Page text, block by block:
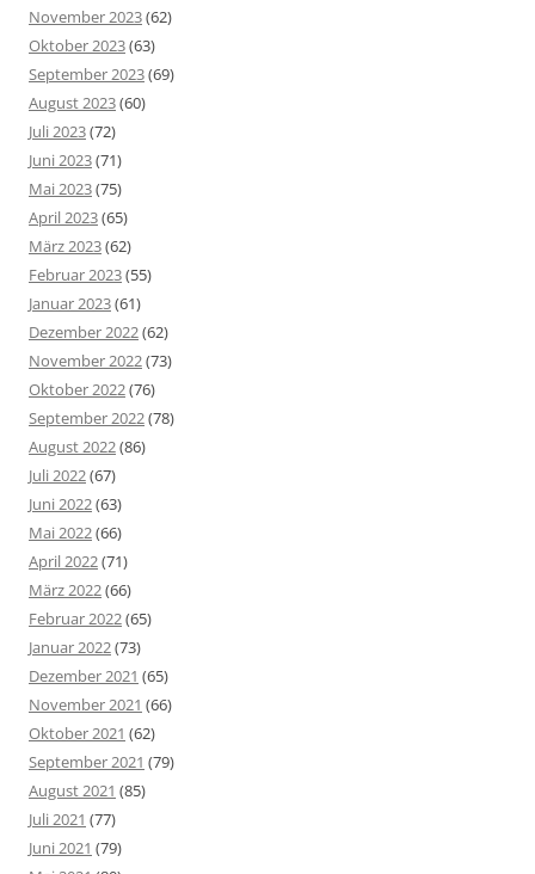
November 2023(62)
Oktober 2023(63)
September 2023(69)
August 2023(60)
Juli 2023(72)
Juni 2023(71)
Mai 2023(75)
April 2023(65)
März 2023(62)
Februar 2023(55)
Januar 2023(61)
Dezember 2022(62)
November 2022(73)
Oktober 2022(76)
September 2022(78)
August 2022(86)
Juli 2022(67)
Juni 2022(63)
Mai 2022(66)
April 2022(71)
März 2022(66)
Februar 2022(65)
Januar 2022(73)
Dezember 2021 (65)
November 2021 (66)
Oktober 2021 (62)
September 2021 (79)
August 2021 (85)
Juli 2021 (77)
Juni 2021 (79)